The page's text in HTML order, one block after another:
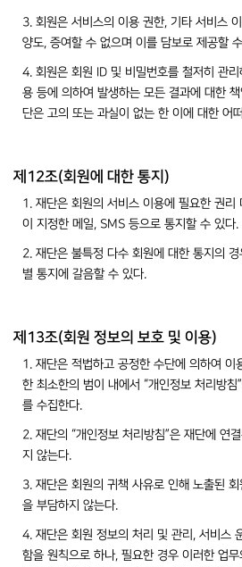
3. 회원은 서비스의 이용 권한, 기타 서비스
양도, 증여할 수 없으며 이를 담보로 제공할
4. 회원은 회원 ID 및 비밀번호를 철저히 관
용 등에 의하여 발생하는 모든 결과에 대한
단은 고의 또는 과실이 없는 한 이에 대한 어
제12조(회원에 대한 통지)
1. 재단은 회원의 서비스 이용에 필요한 권리
이 지정한 메일, SMS 등으로 통지할 수 있다.
2. 재단은 불특정 다수 회원에 대한 통지의
별 통지에 갈음할 수 있다.
제13조(회원 정보의 보호 및 이용)
1. 재단은 적법하고 공정한 수단에 의하여 이
한 최소한의 범이 내에서 “개인정보 처리방
를 수집한다.
2. 재단의 “개인정보 처리방침”은 재단에 연
지 않는다.
3. 재단은 회원의 귀책 사유로 인해 노출된
을 부담하지 않는다.
4. 재단은 회원 정보의 처리 및 관리, 서비스
함을 원칙으로 하나, 필요한 경우 이러한 업